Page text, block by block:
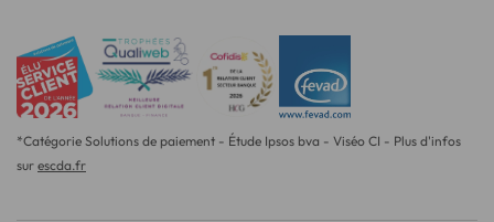
*Catégorie Solutions de paiement - Étude Ipsos bva - Viséo CI - Plus d'infos
sur escda.fr